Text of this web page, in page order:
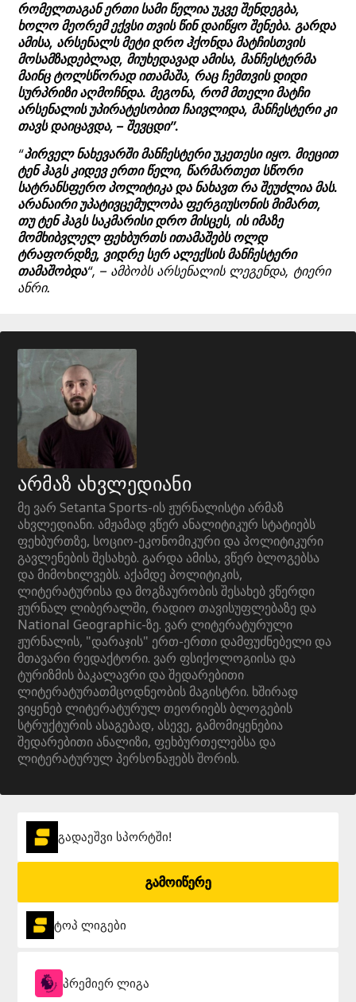
რომელთაგან ერთი სამი წელია უკვე შენდეგბა,
ხოლო მეორემ ექვსი თვის წინ დაიწყო შენება. გარდა
ამისა, არსენალს მეტი დრო ჰქონდა მატჩისთვის
მოსამზადებლად, მიუხედავად ამისა, მანჩესტერმა
მაინც ტოლსწორად ითამაშა, რაც ჩემთვის დიდი
სურპრიზი აღმოჩნდა. მეგონა, რომ მთელი მატჩი
არსენალის უპირატესობით ჩაივლიდა, მანჩესტერი კი
თავს დაიცავდა, – შევცდი”.
“პირველ ნახევარში მანჩესტერი უკეთესი იყო. მიეცით
ტენ ჰაგს კიდევ ერთი წელი, წარმართეთ სწორი
სატრანსფერო პოლიტიკა და ნახავთ რა შეუძლია მას.
არანაირი უპატივცემულობა ფერგიუსონის მიმართ,
თუ ტენ ჰაგს საკმარისი დრო მისცეს, ის იმაზე
მომხიბვლელ ფეხბურთს ითამაშებს ოლდ
ტრაფორდზე, ვიდრე სერ ალექსის მანჩესტერი
თამაშობდა“, – ამბობს არსენალის ლეგენდა, ტიერი
ანრი.
არმაზ ახვლედიანი
მე ვარ Setanta Sports-ის ჟურნალისტი არმაზ
ახვლედიანი. ამჟამად ვწერ ანალიტიკურ სტატიებს
ფეხბურთზე, სოციო-ეკონომიკური და პოლიტიკური
გავლენების შესახებ. გარდა ამისა, ვწერ ბლოგებსა
და მიმოხილვებს. აქამდე პოლიტიკის,
ლიტერატურისა და მოგზაურობის შესახებ ვწერდი
ჟურნალ ლიბერალში, რადიო თავისუფლებაზე და
National Geographic-ზე. ვარ ლიტერატურული
ჟურნალის, "დარაჯის" ერთ-ერთი დამფუძნებელი და
მთავარი რედაქტორი. ვარ ფსიქოლოგიისა და
ტურიზმის ბაკალავრი და შედარებითი
ლიტერატურათმცოდნეობის მაგისტრი. ხშირად
ვიყენებ ლიტერატურულ თეორიებს ბლოგების
სტრუქტურის ასაგებად, ასევე, გამომიყენებია
შედარებითი ანალიზი, ფეხბურთელებსა და
ლიტერატურულ პერსონაჟებს შორის.
გადაეშვი სპორტში!
გამოიწერე
ტოპ ლიგები
პრემიერ ლიგა